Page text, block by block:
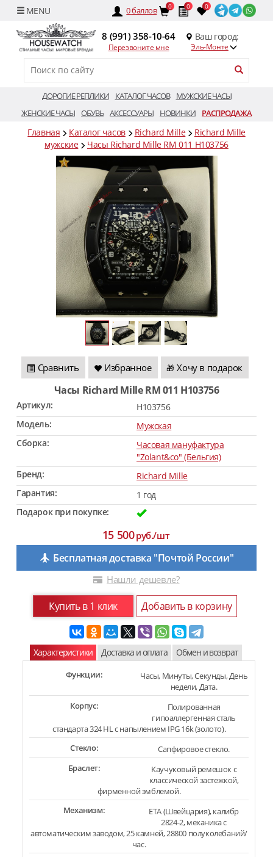
0баллов 0 0 0
8 (991) 358-10-64
Перезвоните мне
Ваш город:
Эль-Монте
ДОРОГИЕ РЕПЛИКИ КАТАЛОГ ЧАСОВ
МУЖСКИЕ ЧАСЫ
ЖЕНСКИЕ ЧАСЫ ОБУВЬ АКСЕССУАРЫ НОВИНКИ РАСПРОДАЖА
Главная Каталог часов Richard Mille
Richard Mille
мужские
Часы Richard Mille RM 011 H103756
Сравнить Избранное 🎁 Хочу в подарок
Часы Richard Mille RM 011 H103756
Артикул:
H103756
Модель:
Мужская
Сборка:
Часовая мануфактура
"Zolant&co" (Бельгия)
Бренд:
Richard Mille
Гарантия:
1 год
Подарок при покупке:
15 500руб./шт
Бесплатная доставка "Почтой России"
Нашли дешевле?
Купить в 1 клик Добавить в корзину
Характеристики Доставка и оплата Обмен и возврат
Функции:
Часы, Минуты, Секунды, День
недели, Дата.
Корпус:
Полированная
гипоаллергенная сталь
стандарта 324 HL с напылением IPG 16k (золото).
Стекло:
Сапфировое стекло.
Браслет:
Каучуковый ремешок с
классической застежкой,
фирменной эмблемой.
Механизм:
ETA (Швейцария), калибр
2824-2, механика с
автоматическим заводом, 25 камней, 28800 полуколебаний/
час.